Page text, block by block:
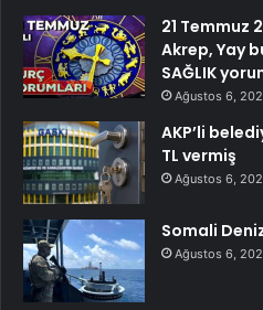
21 Temmuz
Akrep, Yay
SAĞLIK
Ağustos 6,
AKP’li
TL vermiş
Ağustos 6,
Somali
Ağustos 6,